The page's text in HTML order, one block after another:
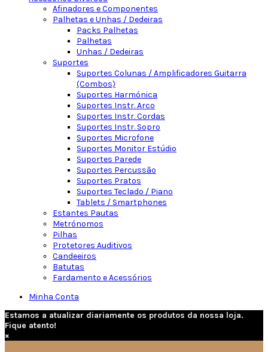
Afinadores e Componentes
Palhetas e Unhas / Dedeiras
Packs Palhetas
Palhetas
Unhas / Dedeiras
Suportes
Suportes Colunas / Amplificadores Guitarra
(Combos)
Suportes Harmónica
Suportes Instr. Arco
Suportes Instr. Cordas
Suportes Instr. Sopro
Suportes Microfone
Suportes Monitor Estúdio
Suportes Parede
Suportes Percussão
Suportes Pratos
Suportes Teclado / Piano
Tablets / Smartphones
Estantes Pautas
Metrónomos
Pilhas
Protetores Auditivos
Candeeiros
Batutas
Fardamento e Acessórios
Minha Conta
Estamos a atualizar diariamente os produtos da nossa loja.
Fique atento!
×